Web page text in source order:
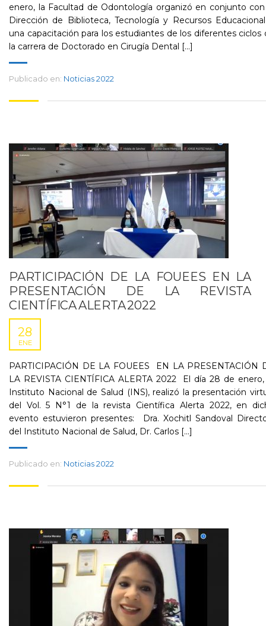
enero, la Facultad de Odontología organizó en conjunto
Dirección de Biblioteca, Tecnología y Recursos
una capacitación para los estudiantes de los diferentes ciclos
la carrera de Doctorado en Cirugía Dental [...]
Publicado en: Noticias 2022
PARTICIPACIÓN DE LA FOUEES EN LA
PRESENTACIÓN DE LA REVISTA
CIENTÍFICA ALERTA 2022
28
ENE
PARTICIPACIÓN DE LA FOUEES EN LA PRESENTACIÓN
LA REVISTA CIENTÍFICA ALERTA 2022 ​ El día 28 de
Instituto Nacional de Salud (INS), realizó la presentación
del Vol. 5 N°1 de la revista Científica Alerta 2022, en
evento estuvieron presentes: Dra. Xochitl Sandoval
del Instituto Nacional de Salud, Dr. Carlos [...]
Publicado en: Noticias 2022